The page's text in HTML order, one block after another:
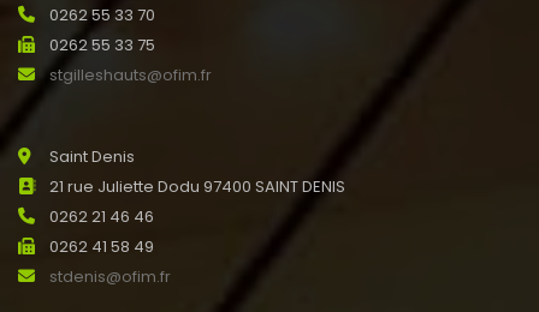
0262 55 33 70
0262 55 33 75
stgilleshauts@ofim.fr
Saint Denis
21 rue Juliette Dodu 97400 SAINT DENIS
0262 21 46 46
0262 41 58 49
stdenis@ofim.fr